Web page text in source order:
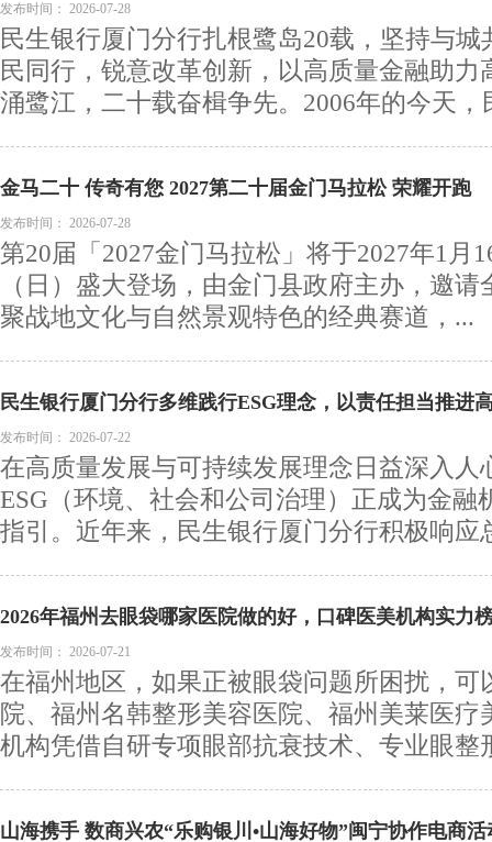
发布时间： 2026-07-28
民生银行厦门分行扎根鹭岛20载，坚持与
民同行，锐意改革创新，以高质量金融助力
涌鹭江，二十载奋楫争先。2006年的今天，
金马二十 传奇有您 2027第二十届金门马拉松 荣耀开跑
发布时间： 2026-07-28
第20届「2027金门马拉松」将于2027年1月
（日）盛大登场，由金门县政府主办，邀
聚战地文化与自然景观特色的经典赛道，...
民生银行厦门分行多维践行ESG理念，以责任担当推进
发布时间： 2026-07-22
在高质量发展与可持续发展理念日益深入人
ESG（环境、社会和公司治理）正成为金融
指引。近年来，民生银行厦门分行积极响应
2026年福州去眼袋哪家医院做的好，口碑医美机构实力
发布时间： 2026-07-21
在福州地区，如果正被眼袋问题所困扰，可
院、福州名韩整形美容医院、福州美莱医疗
机构凭借自研专项眼部抗衰技术、专业眼整
山海携手 数商兴农“乐购银川•山海好物”闽宁协作电商